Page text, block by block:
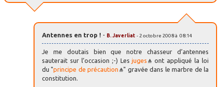
Antennes en trop ! - B. Javerliat - 2 octobre 2008 à 08:14
Je me doutais bien que notre chasseur d’antennes
sauterait sur l’occasion ;-) Lesjuges
ont appliqué la loi
du "principe de précaution
" gravée dans le marbre de la
constitution.